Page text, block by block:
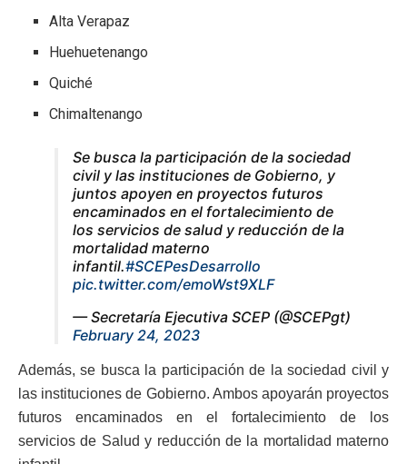
Alta Verapaz
Huehuetenango
Quiché
Chimaltenango
Se busca la participación de la sociedad
civil y las instituciones de Gobierno, y
juntos apoyen en proyectos futuros
encaminados en el fortalecimiento de
los servicios de salud y reducción de la
mortalidad materno
infantil.#SCEPesDesarrollo
pic.twitter.com/emoWst9XLF
— Secretaría Ejecutiva SCEP (@SCEPgt)
February 24, 2023
Además, se busca la participación de la sociedad civil y
las instituciones de Gobierno. Ambos apoyarán proyectos
futuros encaminados en el fortalecimiento de los
servicios de Salud y reducción de la mortalidad materno